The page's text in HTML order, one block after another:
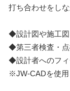
打ち合わせをし
◆設計図や施工図
◆第三者検査・
◆設計者へのフィ
※JW-CADを使用